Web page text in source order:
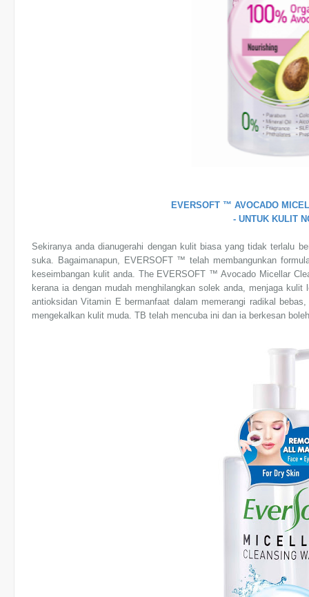
EVERSOFT ™ AVOCADO
- UNTUK KULIT
Sekiranya anda dianugerahi dengan kulit biasa yang tidak terlalu
suka. Bagaimanapun, EVERSOFT ™ telah membangunkan
keseimbangan kulit anda. The EVERSOFT ™ Avocado Micellar
kerana ia dengan mudah menghilangkan solek anda, menjaga
antioksidan Vitamin E bermanfaat dalam memerangi radikal
mengekalkan kulit muda. TB telah mencuba ini dan ia berkesan